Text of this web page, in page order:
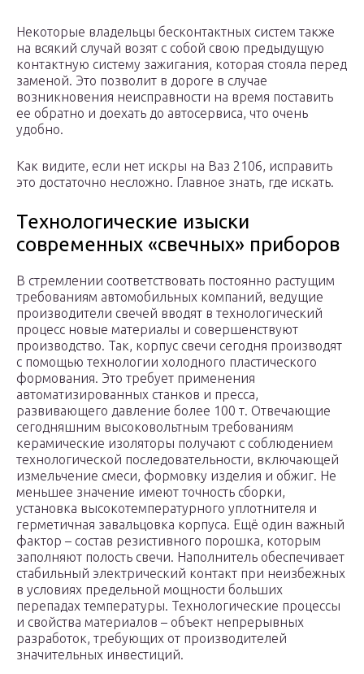
Некоторые владельцы бесконтактных систем также
на всякий случай возят с собой свою предыдущую
контактную систему зажигания, которая стояла перед
заменой. Это позволит в дороге в случае
возникновения неисправности на время поставить
ее обратно и доехать до автосервиса, что очень
удобно.
Как видите, если нет искры на Ваз 2106, исправить
это достаточно несложно. Главное знать, где искать.
Технологические изыски
современных «свечных» приборов
В стремлении соответствовать постоянно растущим
требованиям автомобильных компаний, ведущие
производители свечей вводят в технологический
процесс новые материалы и совершенствуют
производство. Так, корпус свечи сегодня производят
с помощью технологии холодного пластического
формования. Это требует применения
автоматизированных станков и пресса,
развивающего давление более 100 т. Отвечающие
сегодняшним высоковольтным требованиям
керамические изоляторы получают с соблюдением
технологической последовательности, включающей
измельчение смеси, формовку изделия и обжиг. Не
меньшее значение имеют точность сборки,
установка высокотемпературного уплотнителя и
герметичная завальцовка корпуса. Ещё один важный
фактор – состав резистивного порошка, которым
заполняют полость свечи. Наполнитель обеспечивает
стабильный электрический контакт при неизбежных
в условиях предельной мощности больших
перепадах температуры. Технологические процессы
и свойства материалов – объект непрерывных
разработок, требующих от производителей
значительных инвестиций.